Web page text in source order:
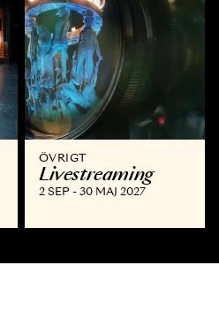
ÖVRIGT
Livestreaming
2 SEP - 30 MAJ 2027